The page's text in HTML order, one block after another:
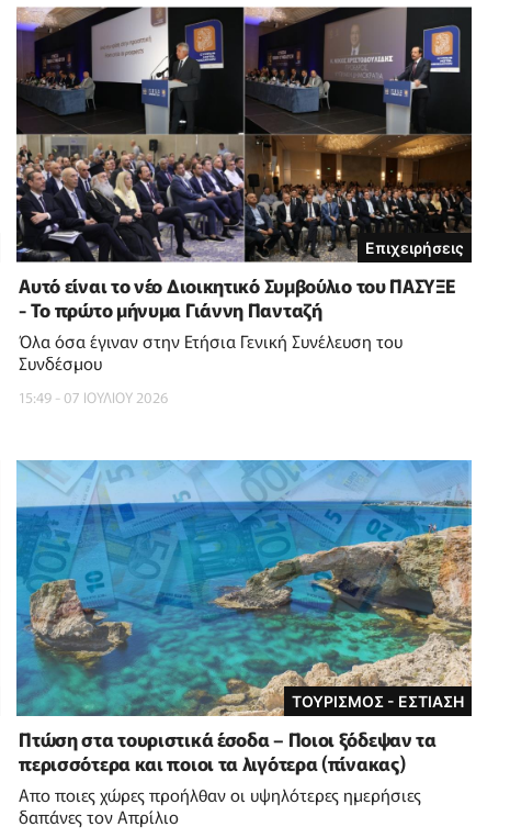
Επιχειρήσεις
Αυτό είναι το νέο Διοικητικό Συμβούλιο του ΠΑΣΥΞΕ
- Το πρώτο μήνυμα Γιάννη Πανταζή
Όλα όσα έγιναν στην Ετήσια Γενική Συνέλευση του
Συνδέσμου
15:49 - 07 ΙΟΥΛΙΟΥ 2026
ΤΟΥΡΙΣΜΟΣ - ΕΣΤΙΑΣΗ
Πτώση στα τουριστικά έσοδα – Ποιοι ξόδεψαν τα
περισσότερα και ποιοι τα λιγότερα (πίνακας)
Απο ποιες χώρες προήλθαν οι υψηλότερες ημερήσιες
δαπάνες τον Απρίλιο